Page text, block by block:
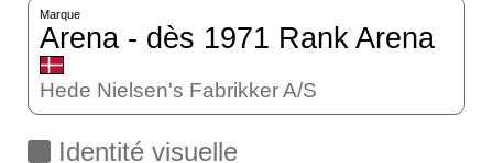
Marque
Arena - dès 1971 Rank Arena
Hede Nielsen's Fabrikker A/S
Identité visuelle